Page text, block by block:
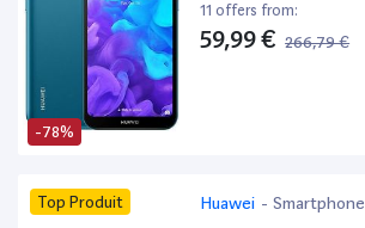
-78%
11 offers from:
59,99 € 266,79 €
Top Produit Huawei - Smartphone